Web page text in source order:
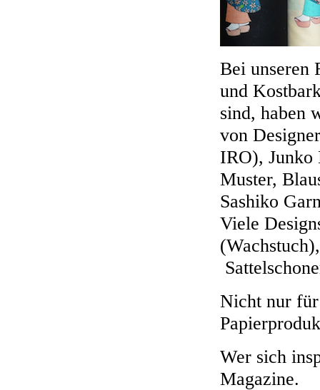
Bei unseren
und
sind, haben
von
IRO), Junko
Muster,
Sashiko
Viele
Nicht nur
Wer sich
Magazine.